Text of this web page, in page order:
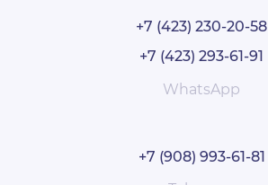
+7 (423) 230-20-58
+7 (423) 293-61-91
WhatsApp
+7 (908) 993-61-81